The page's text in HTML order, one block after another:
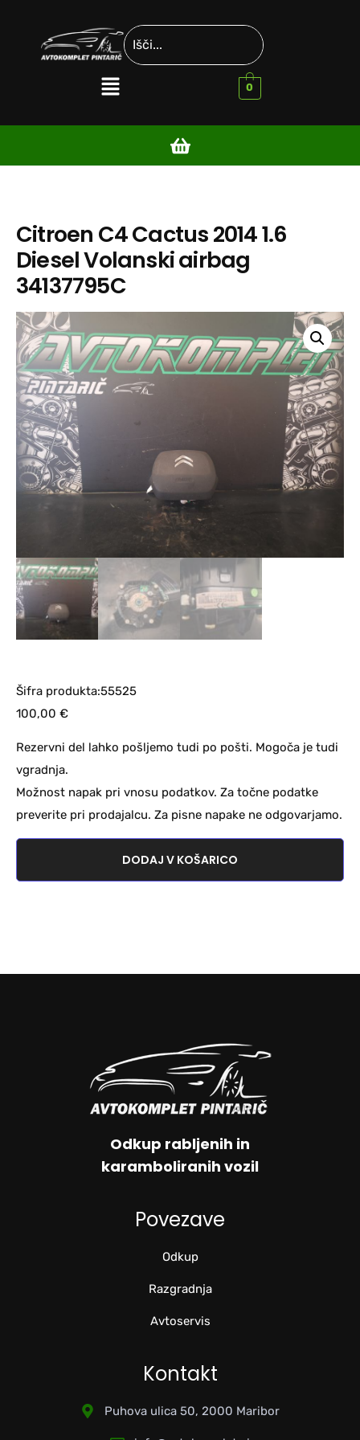
0
Citroen C4 Cactus 2014 1.6
Diesel Volanski airbag
34137795C
Šifra produkta:55525
100,00 €
Rezervni del lahko pošljemo tudi po pošti. Mogoča je tudi
vgradnja.
Možnost napak pri vnosu podatkov. Za točne podatke
preverite pri prodajalcu. Za pisne napake ne odgovarjamo.
DODAJ V KOŠARICO
Odkup rabljenih in
karamboliranih vozil
Povezave
Odkup
Razgradnja
Avtoservis
Kontakt
Puhova ulica 50, 2000 Maribor